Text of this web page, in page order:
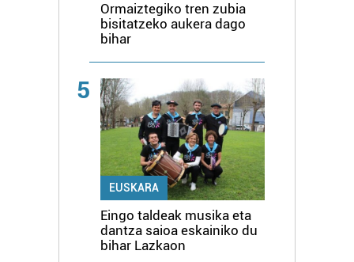
Ormaiztegiko tren zubia
bisitatzeko aukera dago
bihar
5
EUSKARA
Eingo taldeak musika eta
dantza saioa eskainiko du
bihar Lazkaon